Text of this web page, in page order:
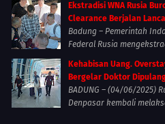
Ekstradisi WNA Rusia
Clearance Berjalan
Badung – Pemerintah
Federal Rusia
Kehabisan Uang.
Bergelar Doktor
BADUNG – (04/06/2025)
Denpasar kembali